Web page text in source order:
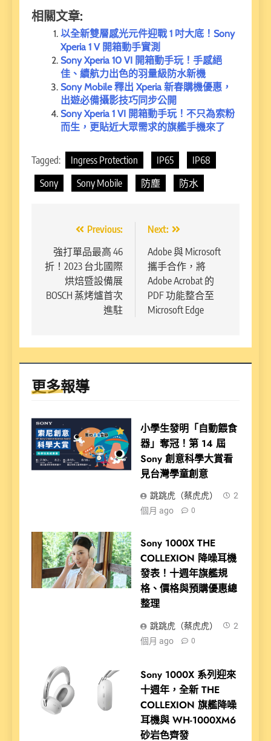
相關文章:
以全新雙層感光元件迎戰 1 吋大底！Sony
Xperia 1 V 開箱動手實測
Sony Xperia 10 VI 開箱動手玩！手感絕
佳、續航力出色的羽量級防水新機
Sony Mobile 釋出 Xperia 新春購機優惠，
出遊必備攝影技巧同步公開
Sony Xperia 1 VI 開箱動手玩！不只為索粉
而生，更貼近大眾需求的旗艦手機來了
Tagged: Ingress Protection IP65
IP68
Sony
Sony Mobile 防塵 防水
章
導
覽
Previous:
強打單品最高 46
折！2023 台北國際
烘焙暨設備展
BOSCH 蒸烤爐首次
進駐
Next:
Adobe 與 Microsoft
攜手合作，將
Adobe Acrobat 的
PDF 功能整合至
Microsoft Edge
更多報導
小學生發明「自動餵食
器」奪冠！第 14 屆
Sony 創意科學大賞看
見台灣學童創意
跳跳虎（蔡虎虎）
2
個月 ago
0
Sony 1000X THE
COLLEXION 降噪耳機
發表！十週年旗艦規
格、價格與預購優惠總
整理
跳跳虎（蔡虎虎）
2
個月 ago
0
Sony 1000X 系列迎來
十週年，全新 THE
COLLEXION 旗艦降噪
耳機與 WH-1000XM6
砂岩色齊發